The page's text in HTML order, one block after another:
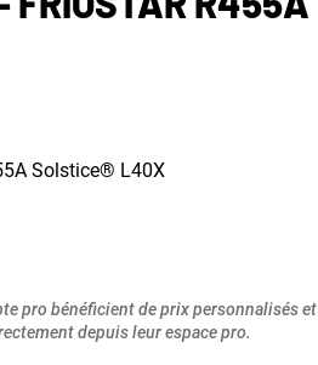
Solstice® L40X
pro bénéficient de prix personnalisés et
depuis leur espace pro.